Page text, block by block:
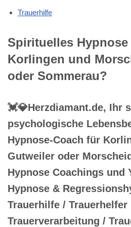
Trauerhilfe
Spirituelles
Korlingen und
oder Sommerau?
💓️💎Herzdiamant.de, Ihr
psychologische
Hypnose-Coach für
Gutweiler oder
Hypnose Coachings und
Hypnose &
Trauerhilfe / Trauerhelfer
Trauerverarbeitung /